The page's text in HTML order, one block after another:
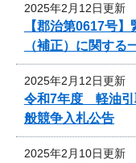
2025年2月12日更新
【郡治第0617号
（補正）に関する
2025年2月12日更新
令和7年度 軽油引
般競争入札公告
2025年2月10日更新